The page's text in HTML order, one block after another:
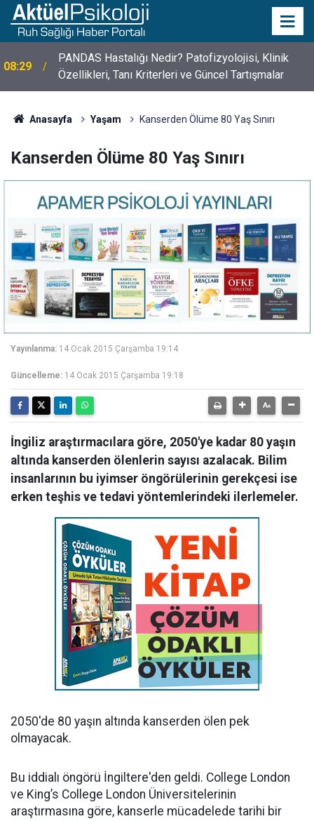
10:30
10 Mayıs Psikologlar Günü Nasıl Ortaya Çıktı? 10
Mayıs Tarihinin Hikayesi
Anasayfa Yaşam Kanserden Ölüme 80 Yaş Sınırı
Kanserden Ölüme 80 Yaş Sınırı
Yayınlanma: 14 Ocak 2015 Çarşamba 19:14
Güncelleme: 14 Ocak 2015 Çarşamba 19:18
İngiliz araştırmacılara göre, 2050'ye kadar 80 yaşın
altında kanserden ölenlerin sayısı azalacak. Bilim
insanlarının bu iyimser öngörülerinin gerekçesi ise
erken teşhis ve tedavi yöntemlerindeki ilerlemeler.
2050'de 80 yaşın altında kanserden ölen pek
olmayacak.
Bu iddialı öngörü İngiltere'den geldi. College London
ve King’s College London Üniversitelerinin
araştırmasına göre, kanserle mücadelede tarihi bir